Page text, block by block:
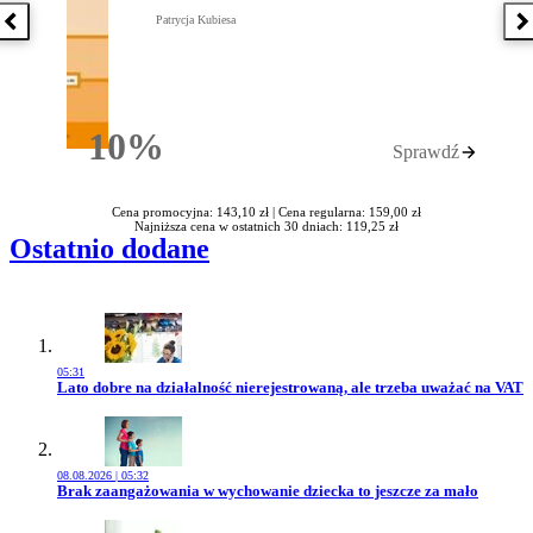
Poprzednia książka
10%Rabatu
Patrycja Kubiesa
Sprawdź
Cena promocyjna: 143,10 zł | Cena regularna: 159,00 zł
Najniższa cena w ostatnich 30 dniach: 119,25 zł
Ostatnio dodane
05:31
Przejdź do artykułu:
Lato dobre na działalność nierejestrowaną, ale trzeba uważać na VAT
08.08.2026 | 05:32
Przejdź do artykułu:
Brak zaangażowania w wychowanie dziecka to jeszcze za mało